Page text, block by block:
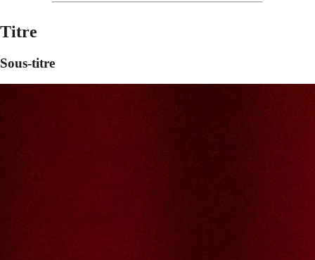
Titre
Sous-titre